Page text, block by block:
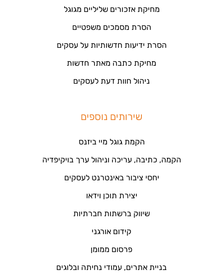
מחיקת אזכורים שליליים מגוגל
הסרת מסמכים משפטיים
הסרת ידיעות חדשותיות על עסקים
מחיקת כתבה מאתר חדשות
ניהול חוות דעת לעסקים
שירותים נוספים
הקמת גוגל מיי ביזנס
הקמה, כתיבה, עריכה וניהול ערך בויקיפדיה
יחסי ציבור באינטרנט לעסקים
יצירת תוכן וידאו
שיווק ברשתות חברתיות
קידום אורגני
פרסום ממומן
בניית אתרים, עמודי נחיתה ובלוגים